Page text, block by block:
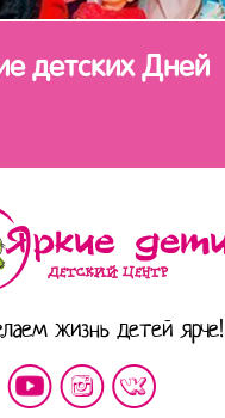
детских Дней
жизнь детей ярче!